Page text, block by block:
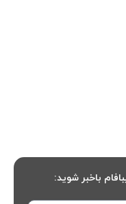
باخبر شوید: